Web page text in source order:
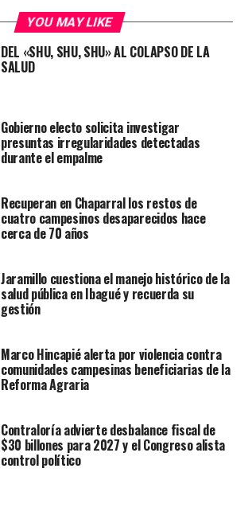
YOU MAY LIKE
DEL «SHU, SHU, SHU» AL COLAPSO DE LA
SALUD
Gobierno electo solicita investigar
presuntas irregularidades detectadas
durante el empalme
Recuperan en Chaparral los restos de
cuatro campesinos desaparecidos hace
cerca de 70 años
Jaramillo cuestiona el manejo histórico de la
salud pública en Ibagué y recuerda su
gestión
Marco Hincapié alerta por violencia contra
comunidades campesinas beneficiarias de la
Reforma Agraria
Contraloría advierte desbalance fiscal de
$30 billones para 2027 y el Congreso alista
control político